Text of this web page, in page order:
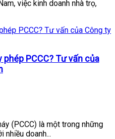
việc kinh doanh nhà trọ,
phép PCCC? Tư vấn của
(PCCC) là một trong những
doanh...